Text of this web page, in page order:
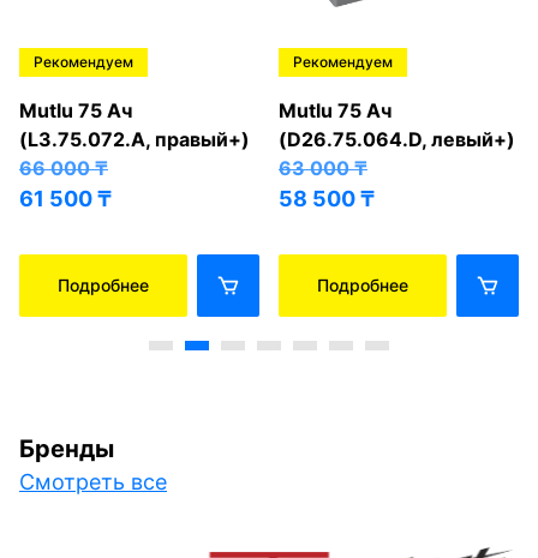
Рекомендуем
Mutlu 75 Ач
(L3.75.072.A, правый+)
66 000₸
61 500₸
Подробнее
Рекомендуем
Mutlu 75 Ач
(D26.75.064.D, левый+)
63 000₸
58 500₸
Подробнее
Бренды
Смотреть все